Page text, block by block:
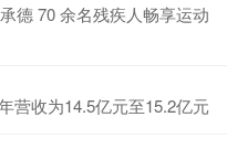
德 70 余名残疾人畅享运动
营收为14.5亿元至15.2亿元